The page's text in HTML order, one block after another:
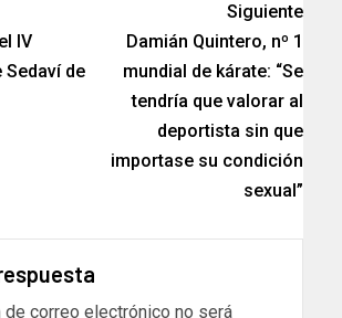
IV
Sedaví de
Siguiente
Damián Quintero, nº 1
mundial de kárate: “Se
tendría que valorar al
deportista sin que
importase su condición
sexual”
de correo electrónico no será